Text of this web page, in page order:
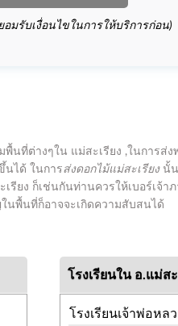
มรับเงื่อนไขในการให้บริการก่อน)
นที่ต่างๆใน แม่สะเรียง ,ในการส่ง
นได้ ในการส่งดอกไม้แม่สะเรียงนั้น
ง ก็เช่นกันท่านควรให้เบอร์เจ้าภ
นพื้นที่ก็อาจจะเกิดความสับสนได้
โรงเรียนใน อ.แม่สะ
โรงเรียนเจ้าพ่อหล